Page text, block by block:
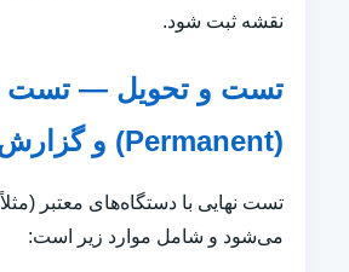
نقشه ثبت شود.
تست و تحویل — تست
(Permanent) و گزارش نهایی
می‌شود و شامل موارد زیر است: